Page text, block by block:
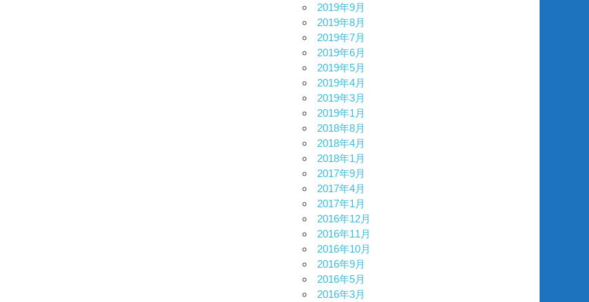
2019年9月
2019年8月
2019年7月
2019年6月
2019年5月
2019年4月
2019年3月
2019年1月
2018年8月
2018年4月
2018年1月
2017年9月
2017年4月
2017年1月
2016年12月
2016年11月
2016年10月
2016年9月
2016年5月
2016年3月